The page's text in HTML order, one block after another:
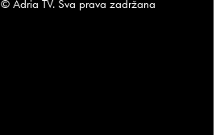
© Adria TV. Sva prava zadržana